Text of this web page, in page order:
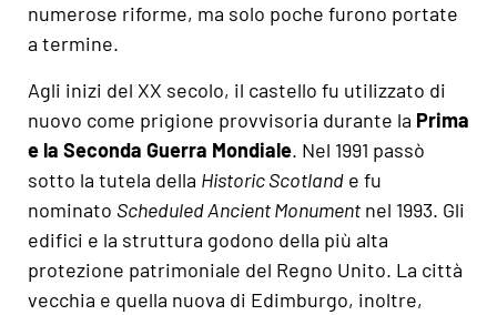
numerose riforme, ma solo poche furono portate
a termine.
Agli inizi del XX secolo, il castello fu utilizzato di
nuovo come prigione provvisoria durante la Prima
e la Seconda Guerra Mondiale. Nel 1991 passò
sotto la tutela della Historic Scotland e fu
nominato Scheduled Ancient Monument nel 1993. Gli
edifici e la struttura godono della più alta
protezione patrimoniale del Regno Unito. La città
vecchia e quella nuova di Edimburgo, inoltre,